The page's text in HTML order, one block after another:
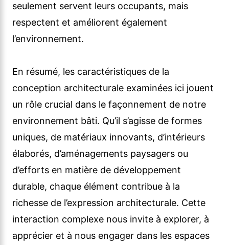
seulement servent leurs occupants, mais
respectent et améliorent également
l’environnement.
En résumé, les caractéristiques de la
conception architecturale examinées ici jouent
un rôle crucial dans le façonnement de notre
environnement bâti. Qu’il s’agisse de formes
uniques, de matériaux innovants, d’intérieurs
élaborés, d’aménagements paysagers ou
d’efforts en matière de développement
durable, chaque élément contribue à la
richesse de l’expression architecturale. Cette
interaction complexe nous invite à explorer, à
apprécier et à nous engager dans les espaces